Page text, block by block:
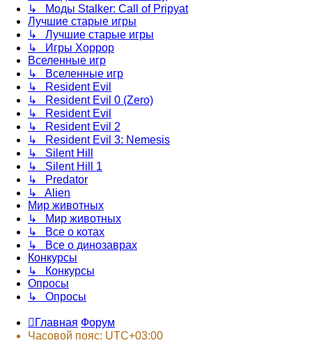
↳ Моды Stalker: Call of Pripyat
Лучшие старые игры
↳ Лучшие старые игры
↳ Игры Хоррор
Вселенные игр
↳ Вселенные игр
↳ Resident Evil
↳ Resident Evil 0 (Zero)
↳ Resident Evil
↳ Resident Evil 2
↳ Resident Evil 3: Nemesis
↳ Silent Hill
↳ Silent Hill 1
↳ Predator
↳ Alien
Мир животных
↳ Мир животных
↳ Все о котах
↳ Все о динозаврах
Конкурсы
↳ Конкурсы
Опросы
↳ Опросы
Главная Форум
Часовой пояс: UTC+03:00